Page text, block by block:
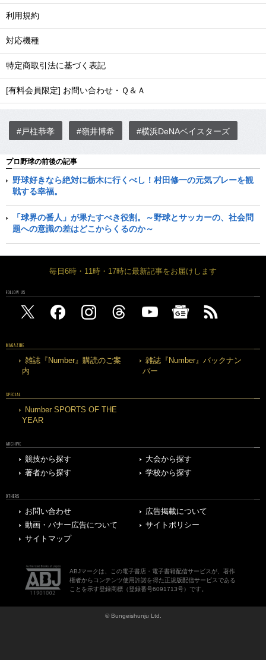
利用規約
対応機種
特定商取引法に基づく表記
[有料会員限定] お問い合わせ・Ｑ＆Ａ
#戸柱恭孝 #嶺井博希 #横浜DeNAベイスターズ
プロ野球の前後の記事
野球好きなら絶対に栃木に行くべし！村田修一の元気プレーを観
戦する幸福。
「球界の番人」が果たすべき役割。～野球とサッカーの、社会問
題への意識の差はどこからくるのか～
毎日6時・11時・17時に最新記事をお届けします
FOLLOW US
MAGAZINE
雑誌『Number』購読のご案
内
雑誌『Number』バックナン
バー
SPECIAL
Number SPORTS OF THE
YEAR
ARCHIVE
競技から探す
大会から探す
著者から探す
学校から探す
OTHERS
お問い合わせ
広告掲載について
動画・バナー広告について
サイトポリシー
サイトマップ
ABJマークは、この電子書店・電子書籍配信サービスが、著作
権者からコンテンツ使用許諾を得た正規版配信サービスである
ことを示す登録商標（登録番号6091713号）です。
© Bungeishunju Ltd.